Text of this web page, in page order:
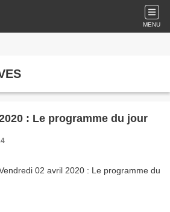
MENU
: Le programme du jour